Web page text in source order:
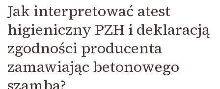
Jak interpretować atest
higieniczny PZH i deklaracją
zgodności producenta
zamawiając betonowego